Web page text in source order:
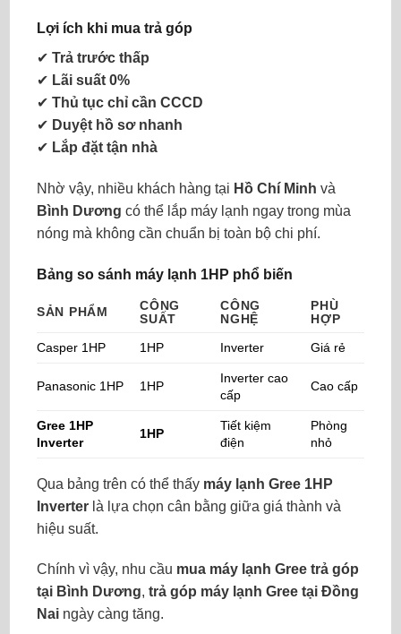
Lợi ích khi mua trả góp
✔ Trả trước thấp
✔ Lãi suất 0%
✔ Thủ tục chỉ cần CCCD
✔ Duyệt hồ sơ nhanh
✔ Lắp đặt tận nhà
Nhờ vậy, nhiều khách hàng tại Hồ Chí Minh và
Bình Dương có thể lắp máy lạnh ngay trong mùa
nóng mà không cần chuẩn bị toàn bộ chi phí.
Bảng so sánh máy lạnh 1HP phổ biến
SẢN PHẨM
CÔNG
SUẤT
CÔNG
NGHỆ
PHÙ
HỢP
Casper 1HP
1HP Inverter Giá rẻ
Panasonic 1HP 1HP
Inverter cao
cấp
Cao cấp
Gree 1HP
Inverter
1HP
Tiết kiệm
điện
Phòng
nhỏ
Qua bảng trên có thể thấy máy lạnh Gree 1HP
Inverter là lựa chọn cân bằng giữa giá thành và
hiệu suất.
Chính vì vậy, nhu cầu mua máy lạnh Gree trả góp
tại Bình Dương, trả góp máy lạnh Gree tại Đồng
Nai ngày càng tăng.